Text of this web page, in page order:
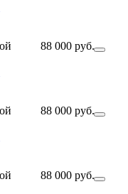
88 000 руб.
88 000 руб.
88 000 руб.